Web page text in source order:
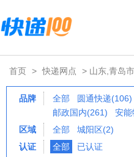
首页 > 快递网点 > 山东,青岛
品牌 全部 圆通快递(106)
邮政国内(261)
安能
区域
全部
城阳区(2)
认证
全部 已认证